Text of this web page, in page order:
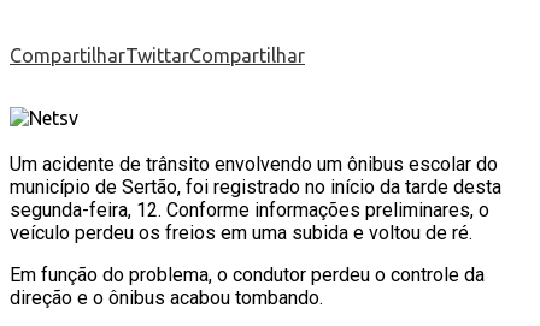
CompartilharTwittarCompartilhar
Um acidente de trânsito envolvendo um ônibus escolar do
município de Sertão, foi registrado no início da tarde desta
segunda-feira, 12. Conforme informações preliminares, o
veículo perdeu os freios em uma subida e voltou de ré.
Em função do problema, o condutor perdeu o controle da
direção e o ônibus acabou tombando.